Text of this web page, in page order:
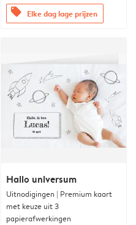
offers Elke dag lage prijzen
Hallo universum
Uitnodigingen | Premium kaart
met keuze uit 3
papierafwerkingen